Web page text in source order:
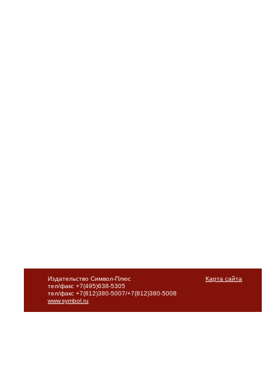
Карта сайта
Издательство Символ-Плюс
тел/факс +7(495)638-5305
тел/факс +7(812)380-5007/+7(812)380-5008
www.symbol.ru